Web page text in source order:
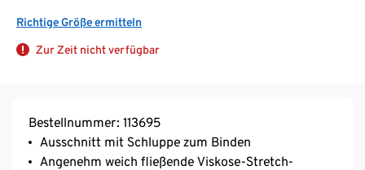
Richtige Größe ermitteln
Zur Zeit nicht verfügbar
Bestellnummer: 113695
Ausschnitt mit Schluppe zum Binden
Angenehm weich fließende Viskose-Stretch-